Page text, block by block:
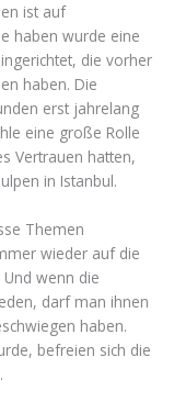
ist auf
haben wurde eine
die vorher
haben. Die
erst jahrelang
eine große Rolle
Vertrauen hatten,
in Istanbul.
Themen
wieder auf die
wenn die
darf man ihnen
haben.
befreien sich die